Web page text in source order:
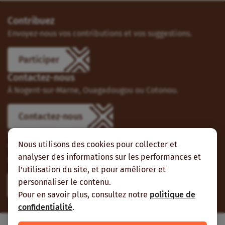
Nous utilisons des cookies pour collecter et
analyser des informations sur les performances et
l'utilisation du site, et pour améliorer et
personnaliser le contenu.
Pour en savoir plus, consultez notre politique de
confidentialité.
Contribuez
Envoyez-nous vos contributions et vos suggestions.
Participer
Contactez-nous
À Nogent-sur-Marne, Ouagadougou ou Cotonou.
Contactez-nous
Suivez-nous
Vous pouvez aussi vous abonner à nos flux RSS et nous
suivre sur les réseaux sociaux.